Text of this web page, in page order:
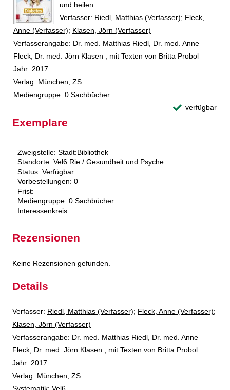
und heilen
Verfasser: Suche nach diesem Verfasser
Riedl, Matthias (Verfasser); Fleck,
Anne (Verfasser); Klasen, Jörn (Verfasser)
Verfasserangabe: Dr. med. Matthias Riedl, Dr. med. Anne
Fleck, Dr. med. Jörn Klasen ; mit Texten von Britta Probol
Jahr: 2017
Verlag: München, ZS
Mediengruppe: 0 Sachbücher
verfügbar
Exemplare
Zweigstelle: Stadt:Bibliothek
Standorte: Vel6 Rie / Gesundheit und Psyche
Status: Verfügbar
Vorbestellungen: 0
Frist:
Mediengruppe: 0 Sachbücher
Interessenkreis:
Rezensionen
Keine Rezensionen gefunden.
Details
Verfasser: Suche nach diesem Verfasser
Riedl, Matthias (Verfasser); Fleck, Anne (Verfasser);
Klasen, Jörn (Verfasser)
Verfasserangabe: Dr. med. Matthias Riedl, Dr. med. Anne
Fleck, Dr. med. Jörn Klasen ; mit Texten von Britta Probol
Jahr: 2017
Verlag: München, ZS